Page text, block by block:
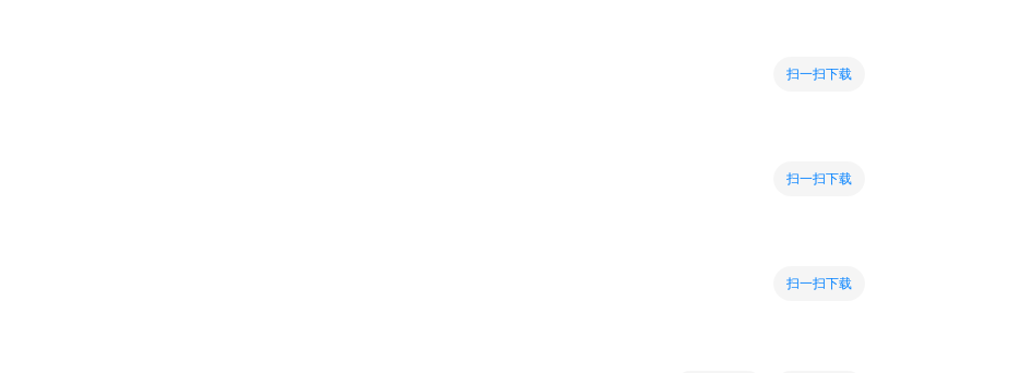
扫一扫下载
扫一扫下载
扫一扫下载